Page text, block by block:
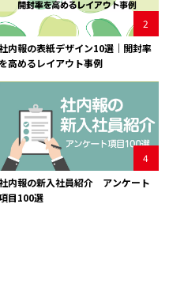
2
内報の表紙デザイン10選｜開封率
を高めるレイアウト事例
4
内報の新入社員紹介 アンケート
目100選